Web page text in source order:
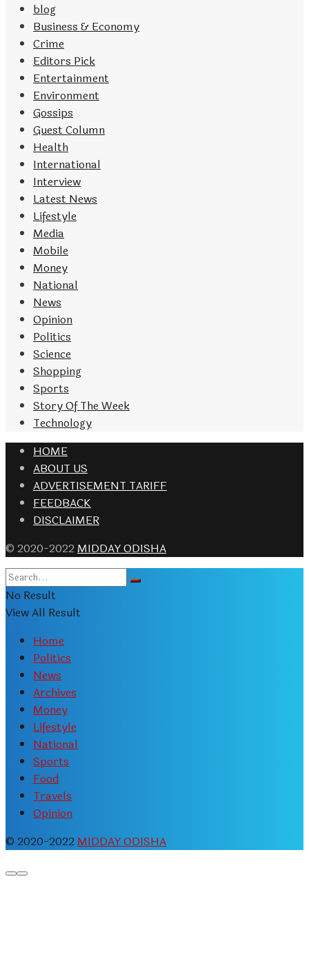
blog
Business & Economy
Crime
Editors Pick
Entertainment
Environment
Gossips
Guest Column
Health
International
Interview
Latest News
Lifestyle
Media
Mobile
Money
National
News
Opinion
Politics
Science
Shopping
Sports
Story Of The Week
Technology
HOME
ABOUT US
ADVERTISEMENT TARIFF
FEEDBACK
DISCLAIMER
© 2020-2022 MIDDAY ODISHA
No Result
View All Result
Home
Politics
News
Archives
Money
Lifestyle
National
Sports
Food
Travels
Opinion
© 2020-2022 MIDDAY ODISHA